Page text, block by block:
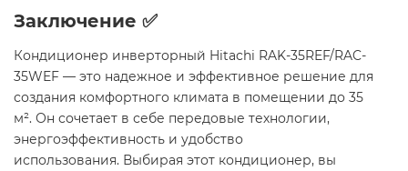
Заключение ✅
Кондиционер инверторный Hitachi RAK-35REF/RAC-
35WEF — это надежное и эффективное решение для
создания комфортного климата в помещении до 35
м². Он сочетает в себе передовые технологии,
энергоэффективность и удобство
использования. Выбирая этот кондиционер, вы